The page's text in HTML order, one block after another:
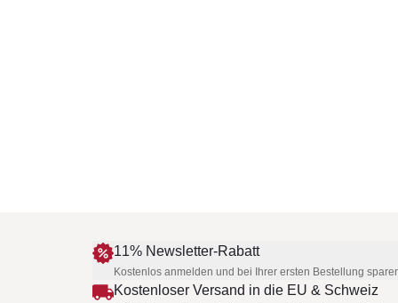
11% Newsletter-Rabatt
Kostenlos anmelden und bei Ihrer ersten Bestellung
Kostenloser Versand in die EU & Schweiz